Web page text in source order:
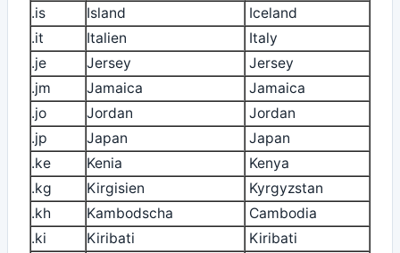
.is
Island
Iceland
.it
Italien
Italy
.je
Jersey
Jersey
.jm
Jamaica
Jamaica
.jo
Jordan
Jordan
.jp
Japan
Japan
.ke
Kenia
Kenya
.kg
Kirgisien
Kyrgyzstan
.kh
Kambodscha
Cambodia
.ki
Kiribati
Kiribati